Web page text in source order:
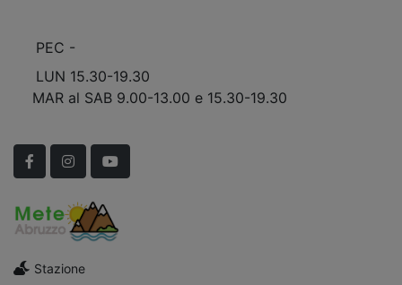
PEC -
LUN 15.30-19.30
MAR al SAB 9.00-13.00 e 15.30-19.30
FacebookInstagramYouTube
Stazione